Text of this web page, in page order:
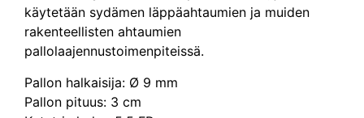
käytetään sydämen läppäahtaumien ja muiden
rakenteellisten ahtaumien
pallolaajennustoimenpiteissä.
Pallon halkaisija: Ø 9 mm
Pallon pituus: 3 cm